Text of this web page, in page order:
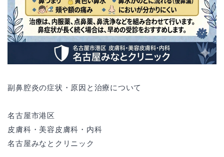
副鼻腔炎の症状・原因と治療について
名古屋市港区
皮膚科・美容皮膚科・内科
名古屋みなとクリニック